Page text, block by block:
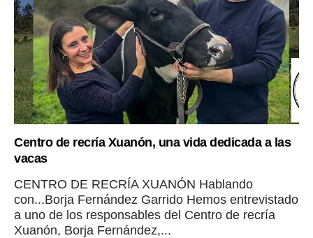
Centro de recría Xuanón, una vida dedicada a las
vacas
CENTRO DE RECRÍA XUANÓN Hablando
con...Borja Fernández Garrido Hemos entrevistado
a uno de los responsables del Centro de recría
Xuanón, Borja Fernández,...